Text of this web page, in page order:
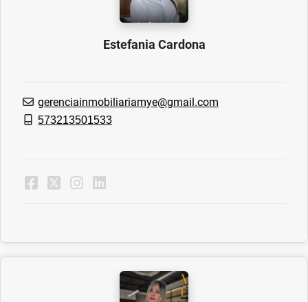
Estefania Cardona
gerenciainmobiliariamye@gmail.com
573213501533